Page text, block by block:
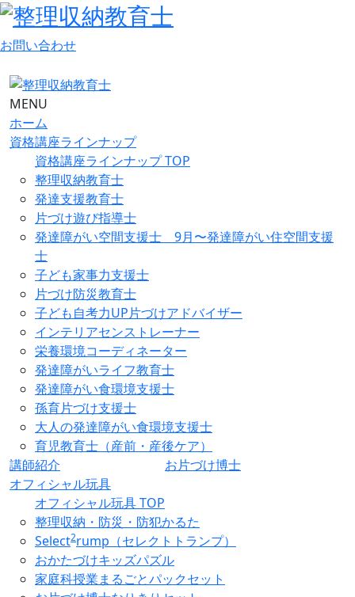
お問い合わせ
MENU
ホーム
資格講座ラインナップ
資格講座ラインナップ TOP
整理収納教育士
発達支援教育士
片づけ遊び指導士
発達障がい空間支援士 9月〜発達障がい住空間支援
士
子ども家事力支援士
片づけ防災教育士
子ども自考力UP片づけアドバイザー
インテリアセンストレーナー
栄養環境コーディネーター
発達障がいライフ教育士
発達障がい食環境支援士
孫育片づけ支援士
大人の発達障がい食環境支援士
育児教育士（産前・産後ケア）
講師紹介
お片づけ博士
オフィシャル玩具
オフィシャル玩具 TOP
整理収納・防災・防犯かるた
Select2rump（セレクトトランプ）
おかたづけキッズパズル
家庭科授業まるごとパックセット